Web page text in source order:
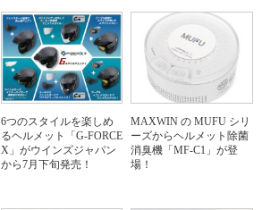
6つのスタイルを楽しめ
るヘルメット「G-FORCE
X」がウインズジャパン
から7月下旬発売！
MAXWIN の MUFU シリ
ーズからヘルメット除菌
消臭機「MF-C1」が登
場！